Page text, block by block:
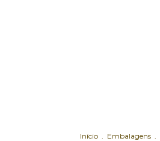
Início . Embalagens .